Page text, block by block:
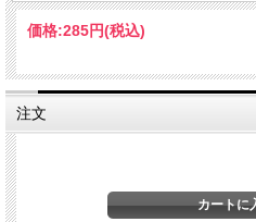
価格:285円(税込)
注文